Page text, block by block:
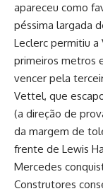
apareceu como
péssima largada
Leclerc permitiu
primeiros metros
vencer pela
Vettel, que
(a direção de
da margem de
frente de Lewis
Mercedes
Construtores